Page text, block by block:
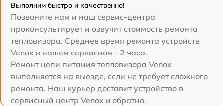
Выполним быстро и качественно!
Позвоните нам и наш сервис-центра
проконсультирует и озвучит стоимость ремонта
тепловизора. Среднее время ремонта устройств
Venox в нашем сервисном - 2 часа.
Ремонт цепи питания тепловизора Venox
выполняется на выезде, если не требует сложного
ремонта. Наш курьер доставит устройство в
сервисный центр Venox и обратно.